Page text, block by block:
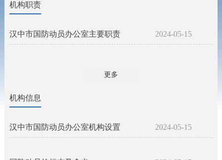
机构职责
汉中市国防动员办公室主要职责 2024-05-15
更多
机构信息
汉中市国防动员办公室机构设置 2024-05-15